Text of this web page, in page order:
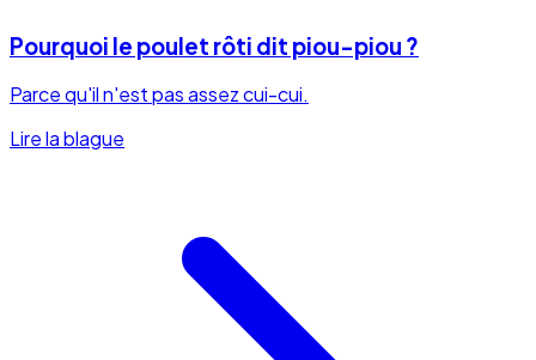
Pourquoi le poulet rôti dit piou-piou ?
Parce qu'il n'est pas assez cui-cui.
Lire la blague